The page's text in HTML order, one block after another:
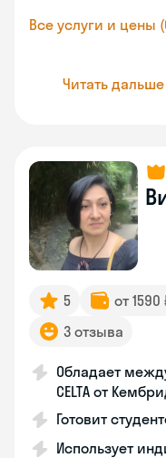
Все услуги и цены
Читать дальше
5 от
3 отзыва
Обладает
CELTA от
Готовит
Использует